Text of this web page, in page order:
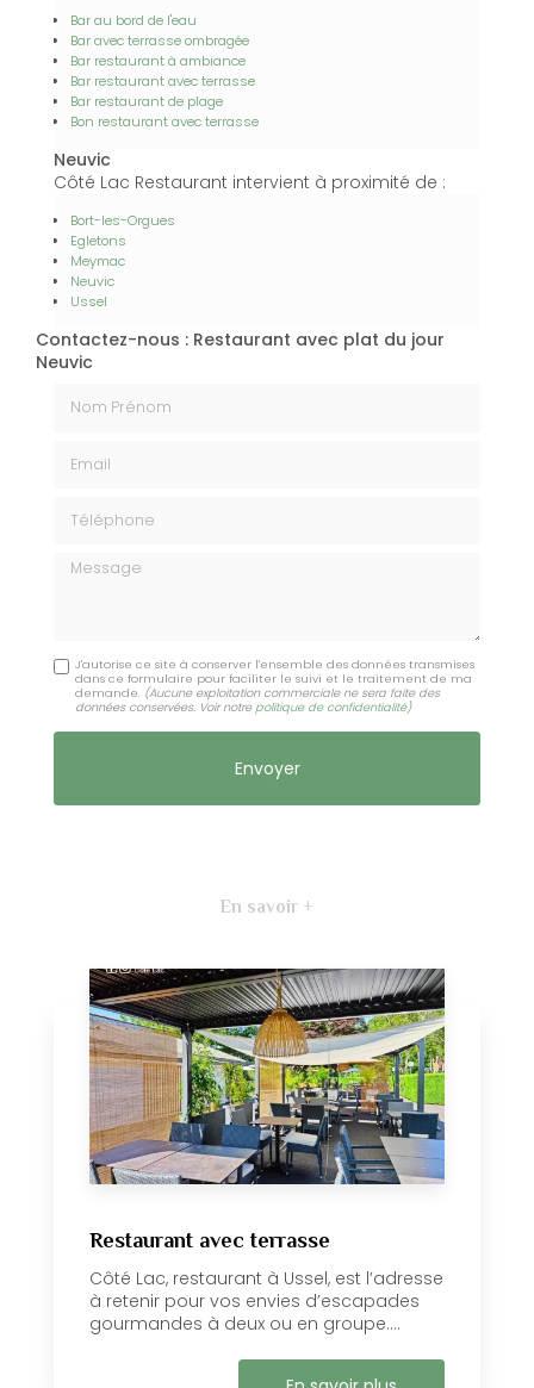
Bar au bord de l'eau
Bar avec terrasse ombragée
Bar restaurant à ambiance
Bar restaurant avec terrasse
Bar restaurant de plage
Bon restaurant avec terrasse
Neuvic
Côté Lac Restaurant intervient à proximité de :
Bort-les-Orgues
Egletons
Meymac
Neuvic
Ussel
Contactez-nous : Restaurant avec plat du jour
Neuvic
Message
J'autorise ce site à conserver l'ensemble des données transmises
dans ce formulaire pour faciliter le suivi et le traitement de ma
demande. (Aucune exploitation commerciale ne sera faite des
données conservées. Voir notre politique de confidentialité)
En savoir +
Restaurant avec terrasse
Côté Lac, restaurant à Ussel, est l’adresse
à retenir pour vos envies d’escapades
gourmandes à deux ou en groupe....